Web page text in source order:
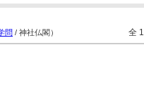
全
問 / 神社仏閣）